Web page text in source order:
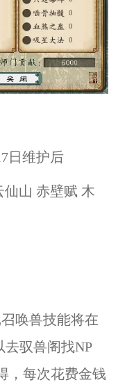
日维护后
仙山 赤壁赋 木
召唤兽技能将在
驭兽阁找NP
，每次花费金钱